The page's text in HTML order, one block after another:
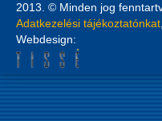
2013. © Minden jog
Adatkezelési tájékoztatónkat
Webdesign: